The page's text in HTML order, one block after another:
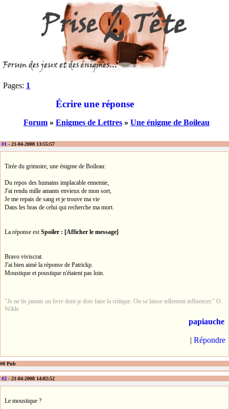
Pages: 1
Écrire une réponse
Forum » Enigmes de Lettres » Une énigme de Boileau
#1 - 21-04-2008 13:55:57
Tirée du grimoire, une énigme de Boileau:
Du repos des humains implacable ennemie,
J'ai rendu mille amants envieux de mon sort,
Je me repais de sang et je trouve ma vie
Dans les bras de celui qui recherche ma mort.
La réponse est Spoiler : [Afficher le message]
Bravo viviscrat.
J'ai bien aimé la réponse de Patrickp.
Moustique et poustique n'étaient pas loin.
"Je ne lis jamais un livre dont je dois faire la critique. On se laisse tellement influencer." O.
Wilde
papiauche
| Répondre
#0 Pub
#2 - 21-04-2008 14:02:52
Le moustique ?